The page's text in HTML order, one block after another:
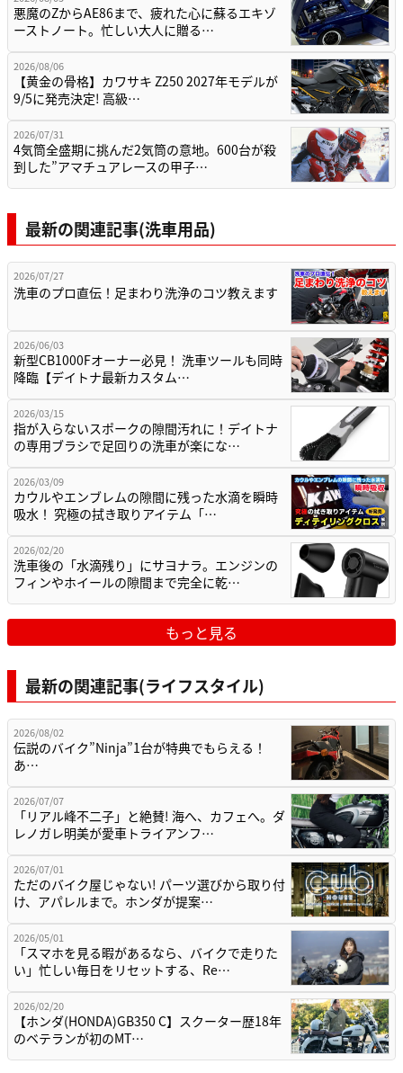
悪魔のZからAE86まで、疲れた心に蘇るエキゾ
ーストノート。忙しい大人に贈る…
2026/08/06
【黄金の骨格】カワサキ Z250 2027年モデルが
9/5に発売決定! 高級…
2026/07/31
4気筒全盛期に挑んだ2気筒の意地。600台が殺
到した”アマチュアレースの甲子…
最新の関連記事(洗車用品)
2026/07/27
洗車のプロ直伝！足まわり洗浄のコツ教えます
2026/06/03
新型CB1000Fオーナー必見！ 洗車ツールも同時
降臨【デイトナ最新カスタム…
2026/03/15
指が入らないスポークの隙間汚れに！デイトナ
の専用ブラシで足回りの洗車が楽にな…
2026/03/09
カウルやエンブレムの隙間に残った水滴を瞬時
吸水！ 究極の拭き取りアイテム「…
2026/02/20
洗車後の「水滴残り」にサヨナラ。エンジンの
フィンやホイールの隙間まで完全に乾…
もっと見る
最新の関連記事(ライフスタイル)
2026/08/02
伝説のバイク”Ninja”1台が特典でもらえる！
あ…
2026/07/07
「リアル峰不二子」と絶賛! 海へ、カフェへ。ダ
レノガレ明美が愛車トライアンフ…
2026/07/01
ただのバイク屋じゃない! パーツ選びから取り付
け、アパレルまで。ホンダが提案…
2026/05/01
「スマホを見る暇があるなら、バイクで走りた
い」忙しい毎日をリセットする、Re…
2026/02/20
【ホンダ(HONDA)GB350 C】スクーター歴18年
のベテランが初のMT…